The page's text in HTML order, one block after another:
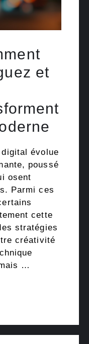
et
évolue
poussé
osent
Parmi ces
cette
stratégies
créativité
…